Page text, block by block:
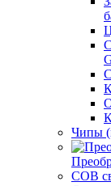
Чипы
COB